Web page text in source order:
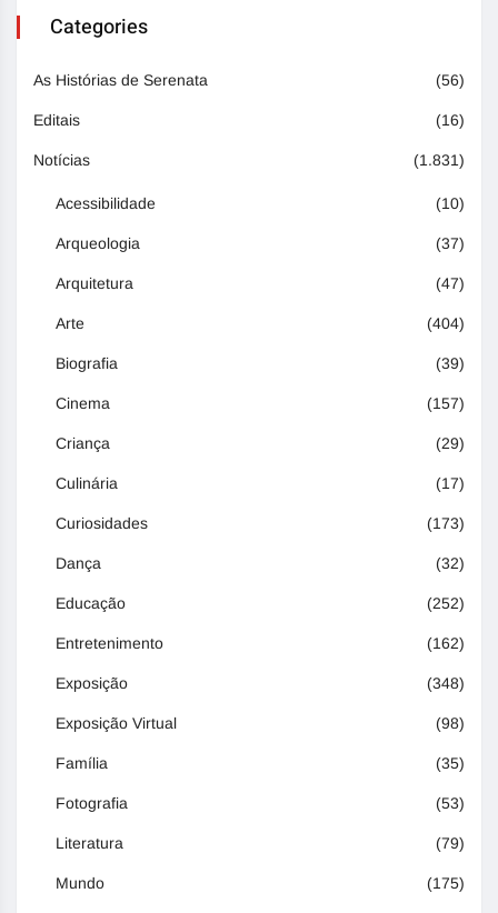
Categories
As Histórias de Serenata (56)
Editais (16)
Notícias (1.831)
Acessibilidade (10)
Arqueologia (37)
Arquitetura (47)
Arte (404)
Biografia (39)
Cinema (157)
Criança (29)
Culinária (17)
Curiosidades (173)
Dança (32)
Educação (252)
Entretenimento (162)
Exposição (348)
Exposição Virtual (98)
Família (35)
Fotografia (53)
Literatura (79)
Mundo (175)